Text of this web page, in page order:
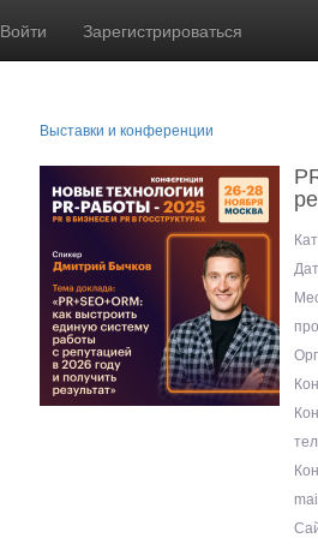
Войти Зарегистрироваться
Выставки и конференции